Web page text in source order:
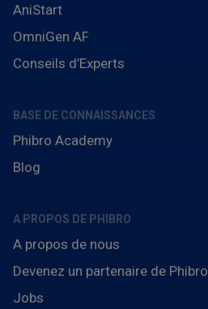
AniStart
OmniGen AF
Conseils d’Experts
BASE DE CONNAISSANCES
Phibro Academy
Blog
A PROPOS DE PHIBRO
A propos de nous
Devenez un partenaire de Phibro
Jobs